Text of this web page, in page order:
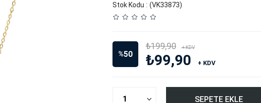
Stok Kodu (VK33873)
%50
₺199,90 + KDV
₺99,90 + KDV